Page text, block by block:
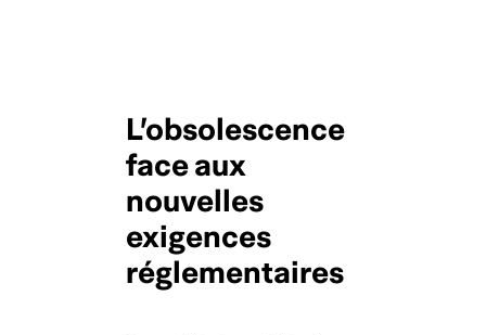
L’obsolescence
face aux
nouvelles
exigences
réglementaires